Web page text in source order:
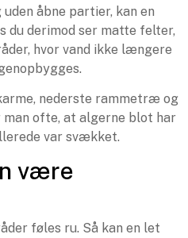
åbne partier, kan en
du derimod ser matte felter,
hvor vand ikke længere
nederste rammetræ og
ofte, at algerne blot har
var svækket.
være
føles ru. Så kan en let